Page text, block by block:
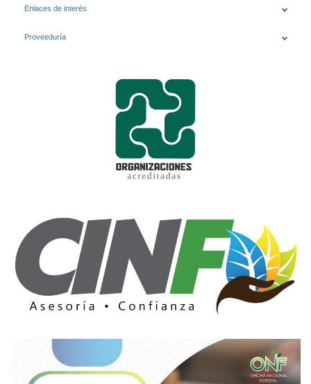
Enlaces de interés
Proveeduría